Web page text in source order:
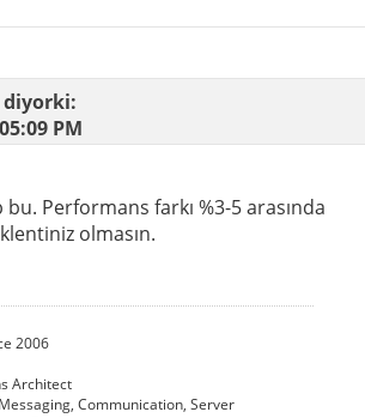
diyorki:
05:09 PM
bu. Performans farkı %3-5 arasında
olmasın.
2006
Architect
Communication, Server